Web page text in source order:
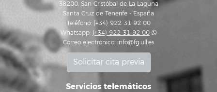
38200, San Cristóbal de La Laguna
Santa Cruz de Tenerife - España
Teléfono: (+34) 922 31 92 00
Whatsapp: (+34) 922 31 92 00
Correo electrónico: info@fg.ull.es
Solicitar cita previa
Servicios telemáticos